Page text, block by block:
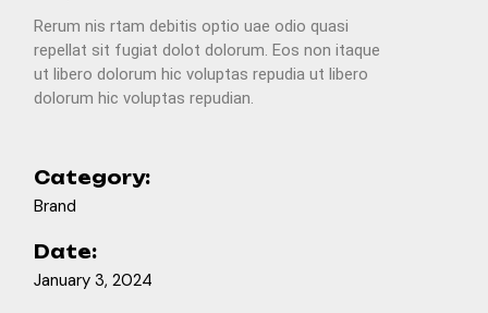
Rerum nis rtam debitis optio uae odio quasi
repellat sit fugiat dolot dolorum. Eos non itaque
ut libero dolorum hic voluptas repudia ut libero
dolorum hic voluptas repudian.
Category:
Brand
Date:
January 3, 2024